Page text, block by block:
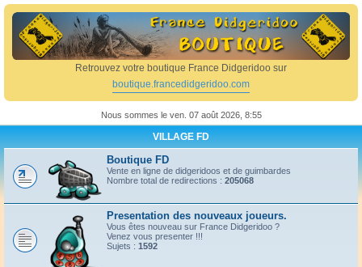
e
r
Retrouvez votre boutique France Didgeridoo sur
boutique.francedidgeridoo.com
Nous sommes le ven. 07 août 2026, 8:55
VILLAGE FD
Boutique FD
Vente en ligne de didgeridoos et de guimbardes
Nombre total de redirections : 205068
Presentation des nouveaux joueurs.
Vous êtes nouveau sur France Didgeridoo ?
Venez vous presenter !!!
Sujets : 1592